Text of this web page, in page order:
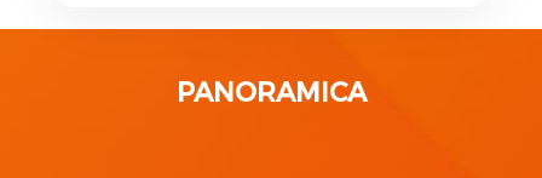
PANORAMICA